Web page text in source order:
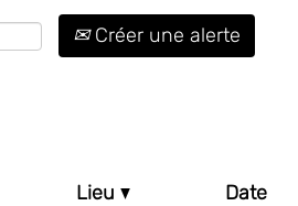
Créer une alerte
Lieu Date